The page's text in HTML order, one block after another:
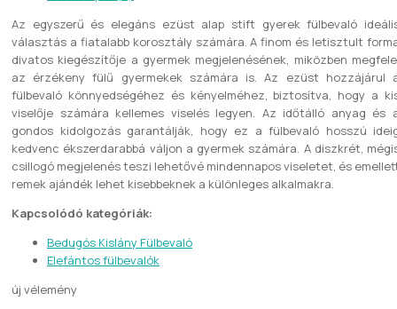
Az egyszerű és elegáns ezüst alap stift gyerek fülbevaló
választás a fiatalabb korosztály számára. A finom és letisztult
divatos kiegészítője a gyermek megjelenésének, miközben
az érzékeny fülű gyermekek számára is. Az ezüst hozzájárul
fülbevaló könnyedségéhez és kényelméhez, biztosítva, hogy a
viselője számára kellemes viselés legyen. Az időtálló anyag és
gondos kidolgozás garantálják, hogy ez a fülbevaló hosszú
kedvenc ékszerdarabbá váljon a gyermek számára. A diszkrét,
csillogó megjelenés teszi lehetővé mindennapos viseletet, és
remek ajándék lehet kisebbeknek a különleges alkalmakra.
Kapcsolódó kategóriák:
Bedugós Kislány Fülbevaló
Elefántos fülbevalók
új vélemény